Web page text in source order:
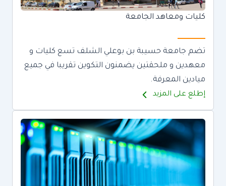
كليات ومعاهد الجامعة
تضم جامعة حسيبة بن بوعلي الشلف تسع كليات و
معهدين و ملحقتين يضمنون التكوين تقريبا في جميع
ميادين المعرفة.
إطلع على المزيد